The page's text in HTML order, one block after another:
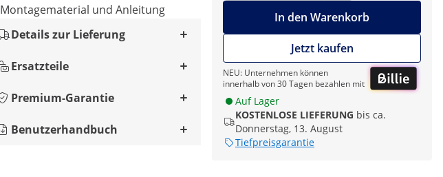
In den Warenkorb
Jetzt kaufen
NEU: Unternehmen können
innerhalb von 30 Tagen bezahlen mit
Auf Lager
KOSTENLOSE LIEFERUNG bis ca.
Donnerstag, 13. August
Tiefpreisgarantie
Montagematerial und Anleitung
Details zur Lieferung
Ersatzteile
Premium-Garantie
Benutzerhandbuch